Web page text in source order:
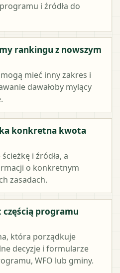
i źródła do
rankingu z nowszym
mieć inny zakres i
dawałoby mylący
konkretna kwota
i źródła, a
o konkretnym
zasadach.
częścią programu
która porządkuje
decyzje i formularze
WFO lub gminy.